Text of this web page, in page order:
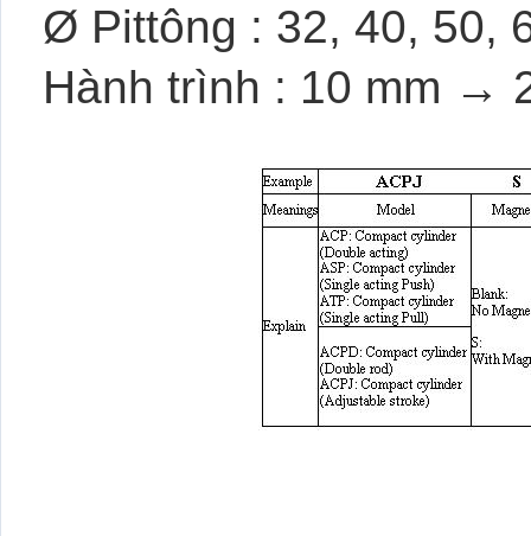
Ø Pittông : 32, 40, 50,
Hành trình : 10 mm →